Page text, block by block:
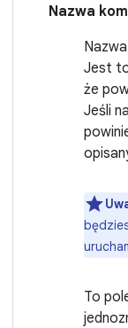
Nazwa
Jest
że
Jeśli
To